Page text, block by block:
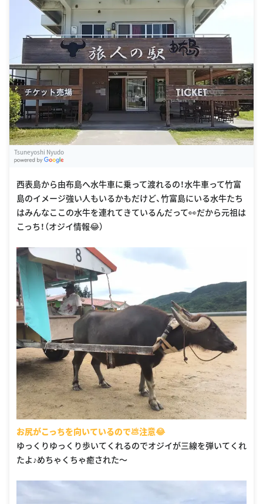
Tsuneyoshi Nyudo
西表島から由布島へ水牛車に乗って渡れるの！水牛車って竹富
島のイメージ強い人もいるかもだけど、竹富島にいる水牛たち
はみんなここの水牛を連れてきているんだって👀だから元祖は
こっち！（オジイ情報😂）
お尻がこっちを向いているので💩注意😂
ゆっくりゆっくり歩いてくれるのでオジイが三線を弾いてくれ
たよ♪めちゃくちゃ癒された〜